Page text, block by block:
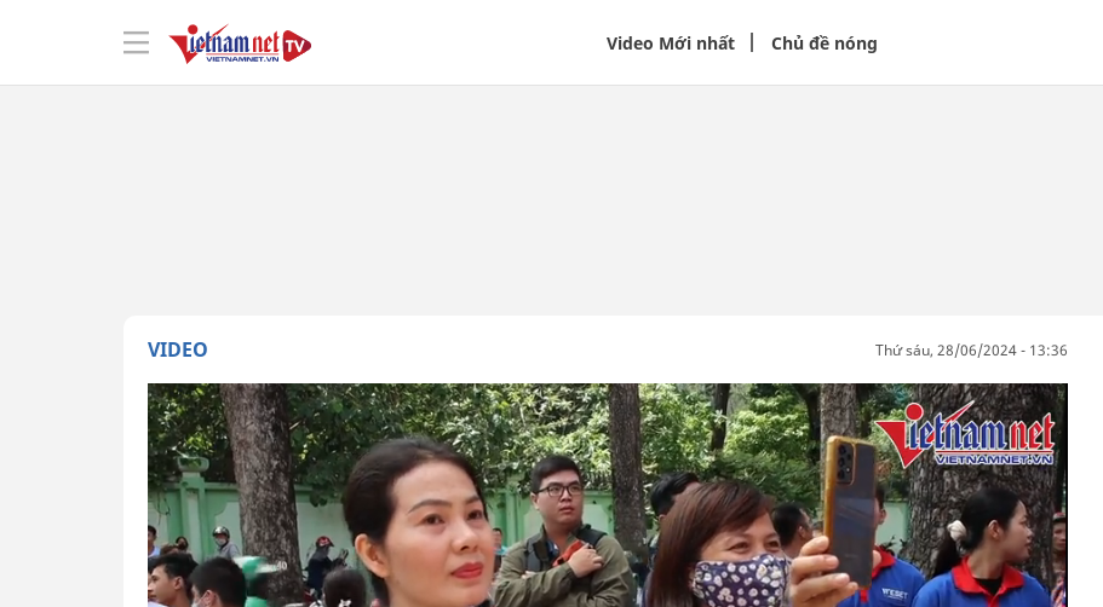
Video Mới nhất Chủ đề nóng
VIDEO thứ sáu, 28/06/2024 - 13:36